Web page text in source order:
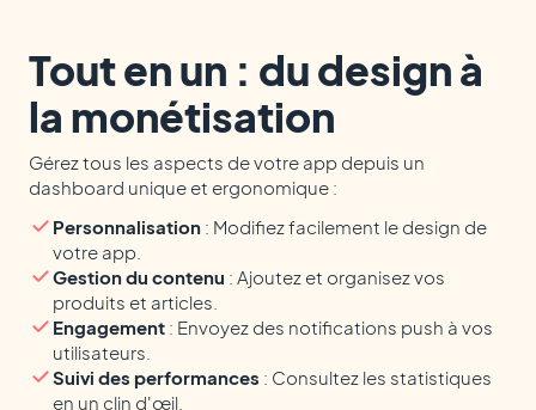
Tout en un : du design à
la monétisation
Gérez tous les aspects de votre app depuis un
dashboard unique et ergonomique :
Personnalisation : Modifiez facilement le design de
votre app.
Gestion du contenu : Ajoutez et organisez vos
produits et articles.
Engagement : Envoyez des notifications push à vos
utilisateurs.
Suivi des performances : Consultez les statistiques
en un clin d'œil.